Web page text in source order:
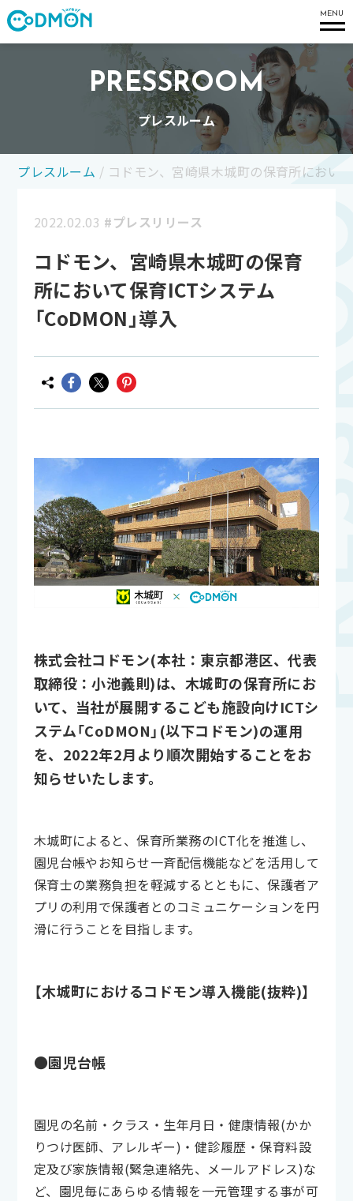
MENU
PRESSROOM
プレスルーム
プレスルーム / コドモン、宮崎県木城町の保育所におい
2022.02.03 #プレスリリース
コドモン、宮崎県木城町の保育
所において保育ICTシステム
「CoDMON」導入
株式会社コドモン(本社：東京都港区、代表
取締役：小池義則)は、木城町の保育所にお
いて、当社が展開するこども施設向けICTシ
ステム「CoDMON」(以下コドモン)の運用
を、2022年2月より順次開始することをお
知らせいたします。
木城町によると、保育所業務のICT化を推進し、
園児台帳やお知らせ一斉配信機能などを活用して
保育士の業務負担を軽減するとともに、保護者ア
プリの利用で保護者とのコミュニケーションを円
滑に行うことを目指します。
【木城町におけるコドモン導入機能(抜粋)】
●園児台帳
園児の名前・クラス・生年月日・健康情報(かか
りつけ医師、アレルギー)・健診履歴・保育料設
定及び家族情報(緊急連絡先、メールアドレス)な
ど、園児毎にあらゆる情報を一元管理する事が可